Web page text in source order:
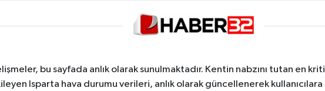
bu sayfada anlık olarak sunulmaktadır. Kentin nabzını tutan en
Isparta hava durumu verileri, anlık olarak güncellenerek